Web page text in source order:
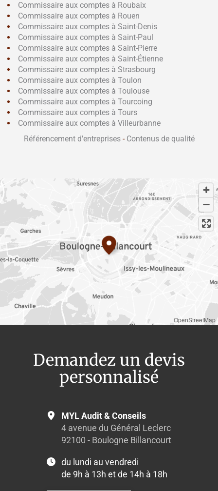
Commissaire aux comptes à Roubaix
Commissaire aux comptes à Rouen
Commissaire aux comptes à Saint-Denis
Commissaire aux comptes à Saint-Paul
Commissaire aux comptes à Saint-Pierre
Commissaire aux comptes à Saint-Étienne
Commissaire aux comptes à Strasbourg
Commissaire aux comptes à Toulon
Commissaire aux comptes à Toulouse
Commissaire aux comptes à Tourcoing
Commissaire aux comptes à Tours
Commissaire aux comptes à Villeurbanne
Référencement d'entreprises- Contenus de qualité
OpenStreetMap
Demandez un devis
personnalisé
MYL Audit & Conseils
4 avenue du Général Leclerc
92100 - Boulogne Billancourt
du lundi au vendredi
de 9h à 13h et de 14h à 18h